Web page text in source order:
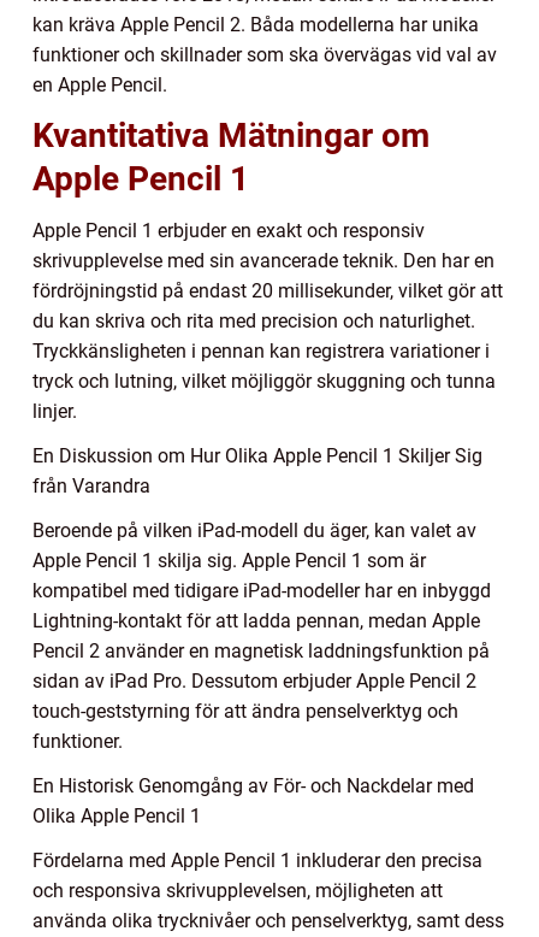
kan kräva Apple Pencil 2. Båda modellerna har unika
funktioner och skillnader som ska övervägas vid val av
en Apple Pencil.
Kvantitativa Mätningar om
Apple Pencil 1
Apple Pencil 1 erbjuder en exakt och responsiv
skrivupplevelse med sin avancerade teknik. Den har en
fördröjningstid på endast 20 millisekunder, vilket gör att
du kan skriva och rita med precision och naturlighet.
Tryckkänsligheten i pennan kan registrera variationer i
tryck och lutning, vilket möjliggör skuggning och tunna
linjer.
En Diskussion om Hur Olika Apple Pencil 1 Skiljer Sig
från Varandra
Beroende på vilken iPad-modell du äger, kan valet av
Apple Pencil 1 skilja sig. Apple Pencil 1 som är
kompatibel med tidigare iPad-modeller har en inbyggd
Lightning-kontakt för att ladda pennan, medan Apple
Pencil 2 använder en magnetisk laddningsfunktion på
sidan av iPad Pro. Dessutom erbjuder Apple Pencil 2
touch-geststyrning för att ändra penselverktyg och
funktioner.
En Historisk Genomgång av För- och Nackdelar med
Olika Apple Pencil 1
Fördelarna med Apple Pencil 1 inkluderar den precisa
och responsiva skrivupplevelsen, möjligheten att
använda olika trycknivåer och penselverktyg, samt dess